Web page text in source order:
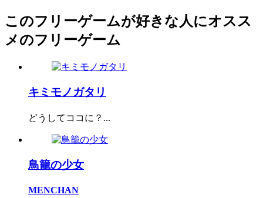
このフリーゲームが好きな人にオスス
メのフリーゲーム
キミモノガタリ
どうしてココに？...
鳥籠の少女
MENCHAN